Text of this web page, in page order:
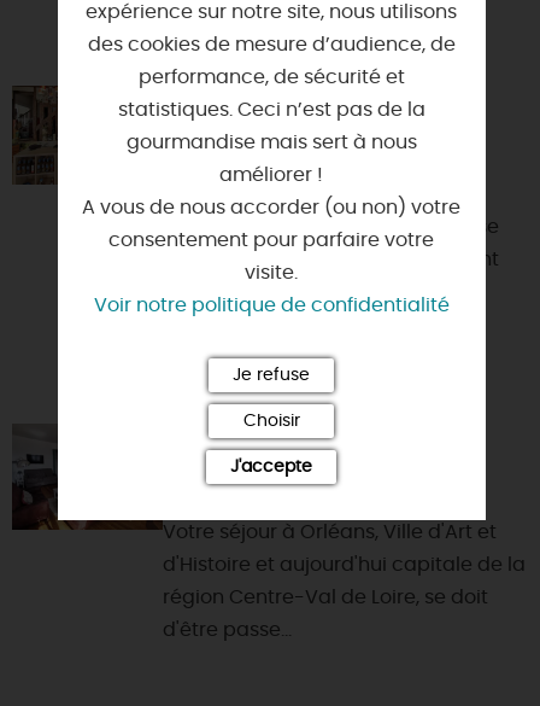
VOUS AIMEREZ AUSSI
LA CAVE BY L'ANGE VINS
45000 - ORLEANS
Depuis 2001, Sabine Brochard
Sommelière & Caviste vous propose
des thématiques différentes suivant
LES OISEAUX
45000 - ORLEANS
Votre séjour à Orléans, Ville d'Art et
d'Histoire et aujourd'hui capitale de la
région Centre-Val de Loire, se doit
d'être passe...
expérience sur notre site, nous utilisons
des cookies de mesure d’audience, de
performance, de sécurité et
statistiques. Ceci n’est pas de la
gourmandise mais sert à nous
améliorer !
A vous de nous accorder (ou non) votre
consentement pour parfaire votre
visite.
Voir notre politique de confidentialité
Je refuse
Choisir
J'accepte